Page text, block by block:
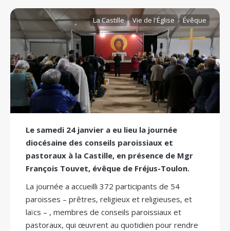
La Castille Vie de l'Église Évêque
Le samedi 24 janvier a eu lieu la journée
diocésaine des conseils paroissiaux et
pastoraux à la Castille, en présence de Mgr
François Touvet, évêque de Fréjus-Toulon.
La journée a accueilli 372 participants de 54
paroisses – prêtres, religieux et religieuses, et
laïcs – , membres de conseils paroissiaux et
pastoraux, qui œuvrent au quotidien pour rendre